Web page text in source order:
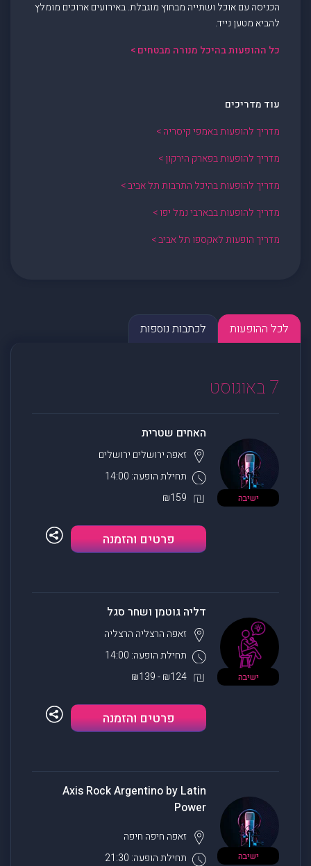
הכניסה עם אוכל ושתייה מבחוץ מוגבלת. באירועים ארוכים מומלץ
להביא מטען נייד.
כל ההופעות בהיכל מנורה מבטחים >
עוד מדריכים
מדריך להופעות באמפי קיסריה >
מדריך להופעות בפארק הירקון >
מדריך להופעות בהיכל התרבות תל אביב >
מדריך להופעות בבארבי נמל יפו >
מדריך הופעות לאקספו תל אביב >
לכל ההופעות לכתבות נוספות
7 באוגוסט
ישיבה
האחים שטרית
תחילת הופעה: 14:00
זאפה ירושלים ירושלים
₪159
פרטים והזמנה
ישיבה
דליה גוטמן ושחר סגל
תחילת הופעה: 14:00
זאפה הרצליה הרצליה
₪124 - ₪139
פרטים והזמנה
ישיבה
Axis Rock Argentino by Latin
Power
תחילת הופעה: 21:30
זאפה חיפה חיפה